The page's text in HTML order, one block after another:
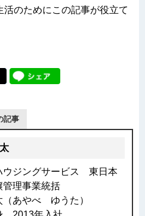
のためにこの記事が役立て
記事
ウジングサービス 東日本
理事業統括
あやべ ゆうた）